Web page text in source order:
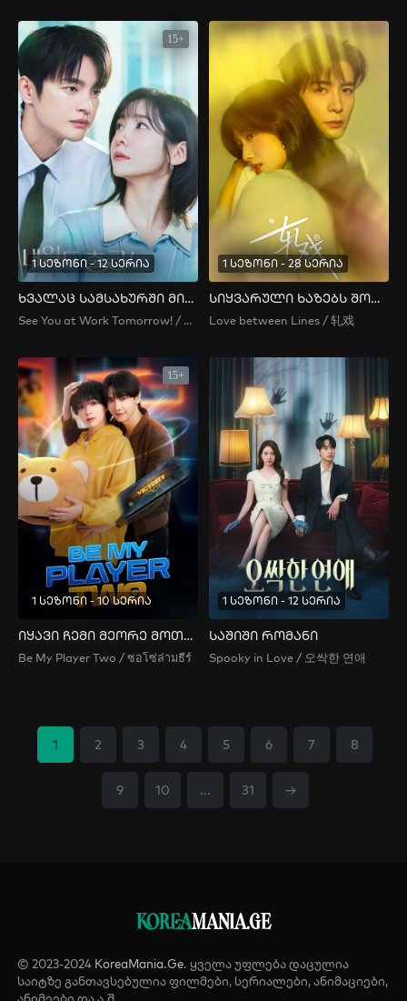
15+
1 სეზონი - 12 სერია
ხვალაც სამსახურში მივდივარ
See You at Work Tomorrow! / 내일도 출근!
1 სეზონი - 28 სერია
სიყვარული ხაზებს შორის
Love between Lines / 轧戏
15+
1 სეზონი - 10 სერია
იყავი ჩემი მეორე მოთამაშე
Be My Player Two / ซอโซ่ล่ามธีร์
1 სეზონი - 12 სერია
საშიში რომანი
Spooky in Love / 오싹한 연애
1 2 3 4 5 6 7 8
9 10 ... 31 →
KOREAMANIA.GE
© 2023-2024 KoreaMania.Ge. ყველა უფლება დაცულია
საიტზე განთავსებულია ფილმები, სერიალები, ანიმაციები,
ანიმეები და ა.შ